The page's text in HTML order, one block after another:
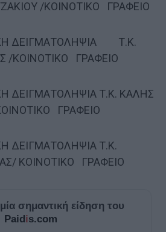
/ΚΟΙΝΟΤΙΚΟ ΓΡΑΦΕΙΟ
ΔΕΙΓΜΑΤΟΛΗΨΙΑ Τ.Κ.
/ΚΟΙΝΟΤΙΚΟ ΓΡΑΦΕΙΟ
ΔΕΙΓΜΑΤΟΛΗΨΙΑ Τ.Κ. ΚΑΛΗΣ
ΓΡΑΦΕΙΟ
ΔΕΙΓΜΑΤΟΛΗΨΙΑ Τ.Κ.
ΚΟΙΝΟΤΙΚΟ ΓΡΑΦΕΙΟ
σημαντική είδηση του
Paidis.com